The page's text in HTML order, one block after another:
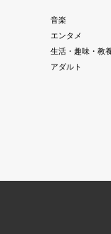
音楽
エンタメ
生活・趣味・教
アダルト